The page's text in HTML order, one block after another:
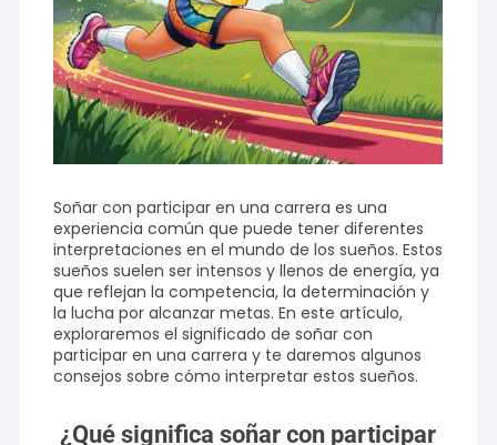
Soñar con participar en una carrera es una
experiencia común que puede tener diferentes
interpretaciones en el mundo de los sueños. Estos
sueños suelen ser intensos y llenos de energía, ya
que reflejan la competencia, la determinación y
la lucha por alcanzar metas. En este artículo,
exploraremos el significado de soñar con
participar en una carrera y te daremos algunos
consejos sobre cómo interpretar estos sueños.
¿Qué significa soñar con participar